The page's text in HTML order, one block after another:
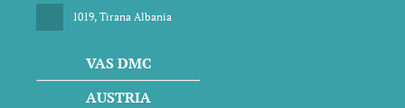
1019, Tirana Albania
VAS DMC
AUSTRIA